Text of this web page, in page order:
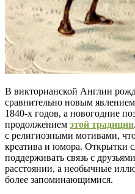
В викторианской Англии
сравнительно новым
1840-х годов, а новогодние
продолжением этой традиции
с религиозными мотивами,
креатива и юмора. Открытки
поддерживать связь с
расстоянии, а необычные
более запоминающимися.